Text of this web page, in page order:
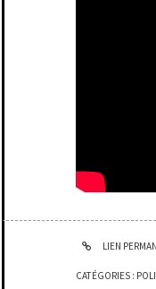
LIEN
CATÉGORIES :